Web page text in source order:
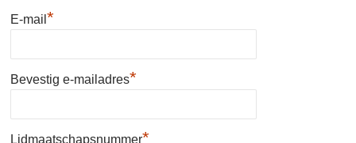
E-mail*
Bevestig e-mailadres*
Lidmaatschapsnummer*